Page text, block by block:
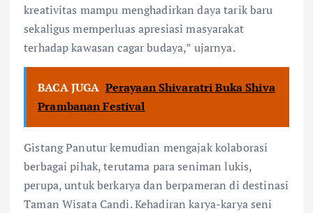
kreativitas mampu menghadirkan daya tarik baru
sekaligus memperluas apresiasi masyarakat
terhadap kawasan cagar budaya,” ujarnya.
BACA JUGA Perayaan Shivaratri Buka Shiva
Prambanan Festival
Gistang Panutur kemudian mengajak kolaborasi
berbagai pihak, terutama para seniman lukis,
perupa, untuk berkarya dan berpameran di destinasi
Taman Wisata Candi. Kehadiran karya-karya seni